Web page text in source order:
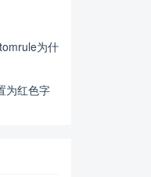
为什
为红色字